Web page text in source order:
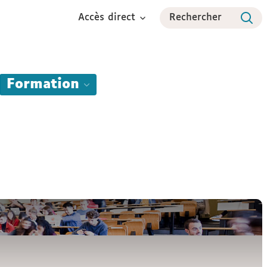
Accès direct Rechercher
Formation